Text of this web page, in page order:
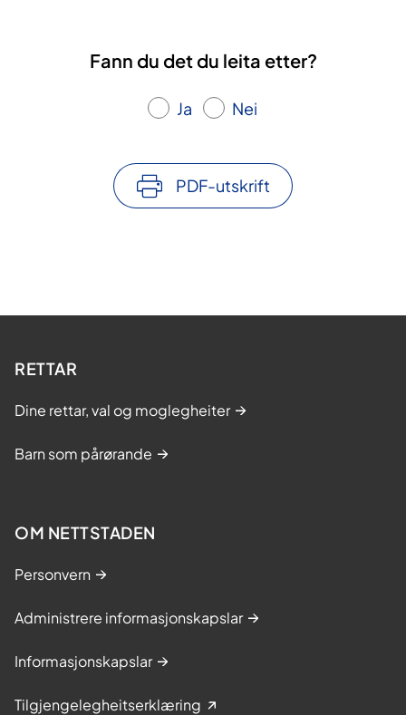
Fann du det du leita etter?
Ja Nei
PDF-utskrift
RETTAR
Dine rettar, val og moglegheiter
Barn som pårørande
OM NETTSTADEN
Personvern
Administrere informasjonskapslar
Informasjonskapslar
Tilgjengelegheitserklæring